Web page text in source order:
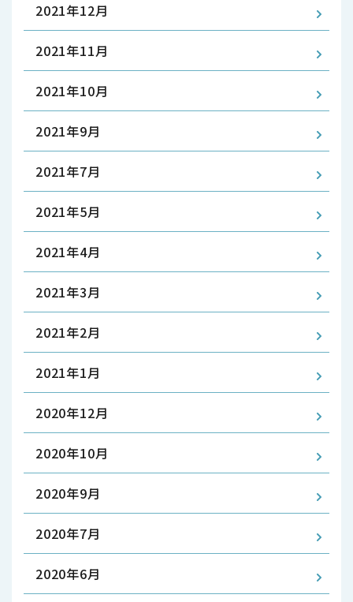
2021年12月
2021年11月
2021年10月
2021年9月
2021年7月
2021年5月
2021年4月
2021年3月
2021年2月
2021年1月
2020年12月
2020年10月
2020年9月
2020年7月
2020年6月